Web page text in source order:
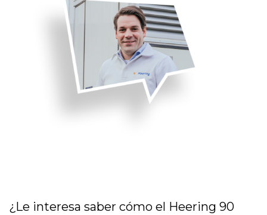
¿Le interesa saber cómo el Heering 90